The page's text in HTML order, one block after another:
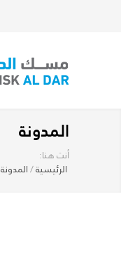
المدونة
أنت هنا:
الرئيسية/المدونة